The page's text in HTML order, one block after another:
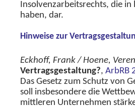
Insolvenzarbeitsrechts, die in
haben, dar.
Hinweise zur
Eckhoff, Frank / Hoene,
Vertragsgestaltung?, ArbRB
Das Gesetz zum Schutz von
soll insbesondere die
mittleren Unternehmen